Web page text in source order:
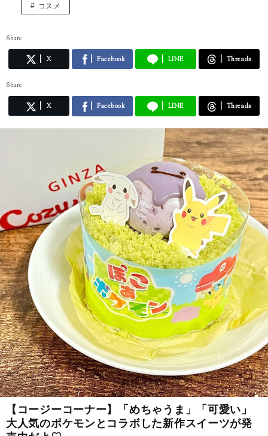
コスメ
Share
X Facebook LINE Threads
Share
X Facebook LINE Threads
【コージーコーナー】「めちゃうま」「可愛い」
大人気のポケモンとコラボした新作スイーツが発